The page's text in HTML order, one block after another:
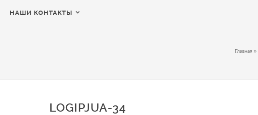
НАШИ КОНТАКТЫ
Главная»
LOGIPJUA-34